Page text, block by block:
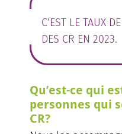
C’EST LE TAUX
DES CR EN 2023.
Qu’est-ce qui
personnes qui
CR?